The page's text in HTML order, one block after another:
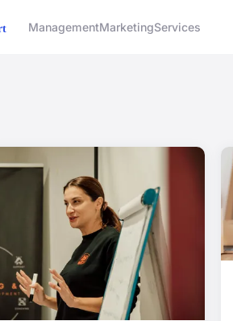
ManagementMarketingServices